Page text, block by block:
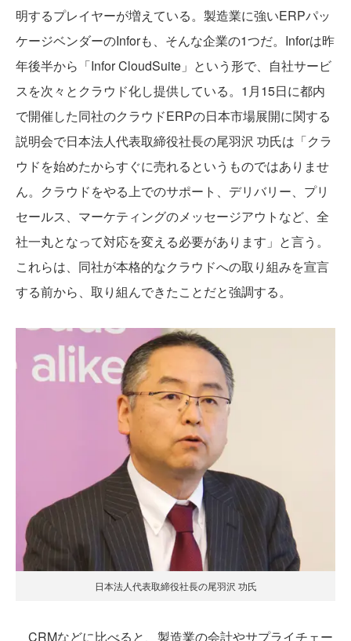
明するプレイヤーが増えている。製造業に強いERPパッ
ケージベンダーのInforも、そんな企業の1つだ。Inforは昨
年後半から「Infor CloudSuite」という形で、自社サービ
スを次々とクラウド化し提供している。1月15日に都内
で開催した同社のクラウドERPの日本市場展開に関する
説明会で日本法人代表取締役社長の尾羽沢 功氏は「クラ
ウドを始めたからすぐに売れるというものではありませ
ん。クラウドをやる上でのサポート、デリバリー、プリ
セールス、マーケティングのメッセージアウトなど、全
社一丸となって対応を変える必要があります」と言う。
これらは、同社が本格的なクラウドへの取り組みを宣言
する前から、取り組んできたことだと強調する。
日本法人代表取締役社長の尾羽沢 功氏
CRMなどに比べると、製造業の会計やサプライチェー